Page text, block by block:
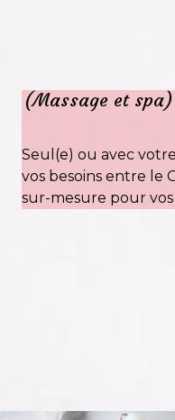
(Massage et
Seul(e) ou avec
vos besoins entre le
sur-mesure pour